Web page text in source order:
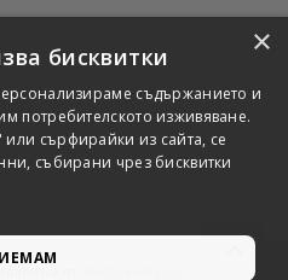
×
бисквитки
съдържанието и
потребителското изживяване.
сърфирайки из сайта, се
събирани чрез бисквитки